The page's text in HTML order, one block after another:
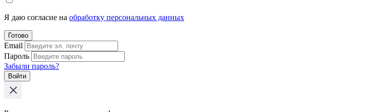
Я даю согласие на обработку персональных данных
Готово
Email
Пароль
Забыли пароль?
Войти